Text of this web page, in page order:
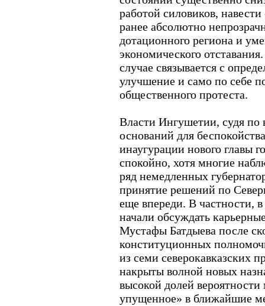
работой силовиков,
ранее абсолютно
дотационного региона и
экономического
случае связывается с
улучшение и само по себе
общественного протеста.
Власти Ингушетии, судя по
оснований для
инаугурации нового главы
спокойно, хотя многие
ряд немедленных
принятие решений по
еще впереди. В частности,
начали обсуждать
Мустафы Батдыева после
конституционных
из семи северокавказских
накрыты волной новых
высокой долей вероятности
упущенное» в ближайшие